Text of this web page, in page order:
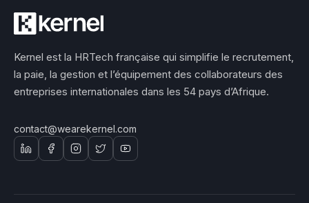
Kernel est la HRTech française qui simplifie le recrutement,
la paie, la gestion et l’équipement des collaborateurs des
entreprises internationales dans les 54 pays d’Afrique.
contact@wearekernel.com